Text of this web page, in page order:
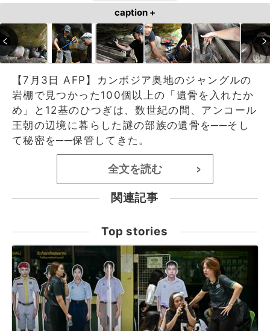
caption +
【7月3日 AFP】カンボジア奥地のジャングルの
岩棚で見つかった100個以上の「遺骨を入れたか
め」と12基のひつぎは、数世紀の間、アンコール
王朝の辺境に暮らした謎の部族の遺骨を──そし
て秘密を──保管してきた。
全文を読む >
関連記事
Top stories